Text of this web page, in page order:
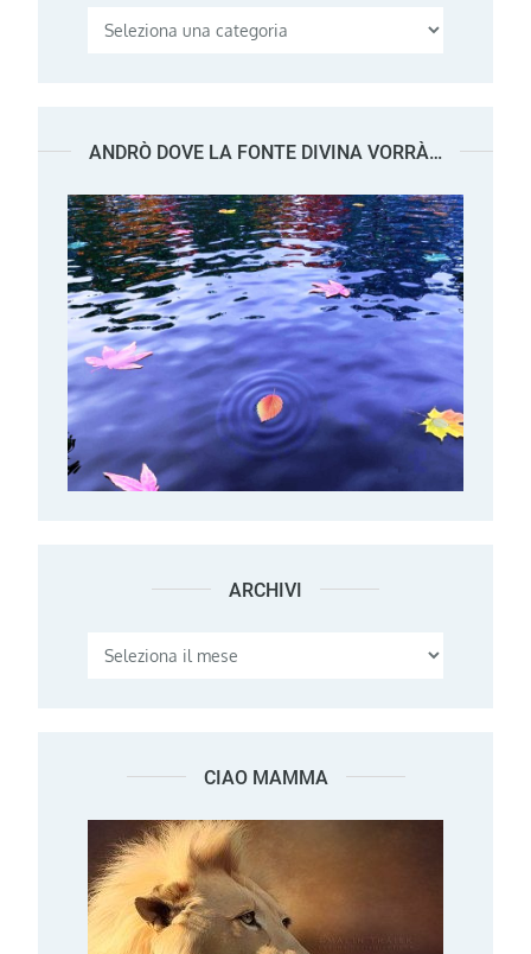
Categorie
ANDRÒ DOVE LA FONTE DIVINA VORRÀ…
ARCHIVI Archivi
CIAO MAMMA